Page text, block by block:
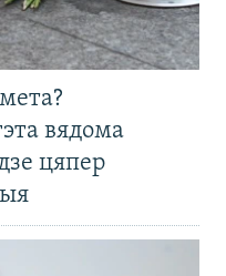
вядома
цяпер